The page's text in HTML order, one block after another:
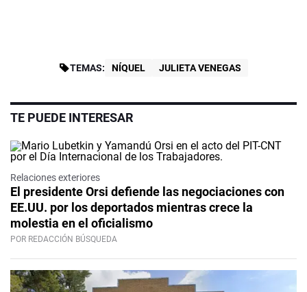
TEMAS: NÍQUEL JULIETA VENEGAS
TE PUEDE INTERESAR
Relaciones exteriores
El presidente Orsi defiende las negociaciones con
EE.UU. por los deportados mientras crece la
molestia en el oficialismo
POR REDACCIÓN BÚSQUEDA